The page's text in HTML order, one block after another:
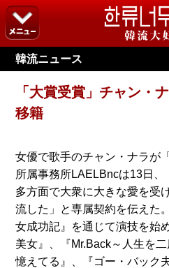
韓流ニュース
「大賞受賞」チャン・
移籍
女優で歌手のチャン・ナラが
所属事務所LAELBncは13日
多方面で大衆に大きな愛を受
流した」と専属契約を伝えた
女成功記』を通じて演技を始
美女』、『Mr.Back～人生を
憶えてる』、『ゴー・バック